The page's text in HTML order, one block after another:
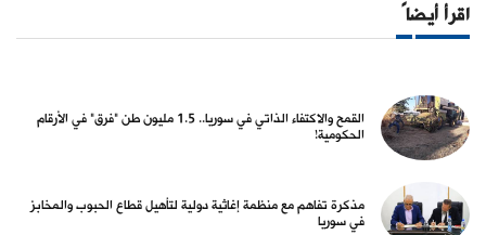
اقرأ أيضاً
القمح والاكتفاء الذاتي في سوريا.. 1.5 مليون طن "فرق" في الأرقام
الحكومية!
مذكرة تفاهم مع منظمة إغاثية دولية لتأهيل قطاع الحبوب والمخابز
في سوريا